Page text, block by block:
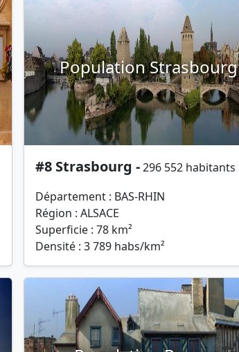
Population Strasbourg
#8 Strasbourg -296 552 habitants
Département : BAS-RHIN
Région : ALSACE
Superficie : 78 km²
Densité : 3 789 habs/km²